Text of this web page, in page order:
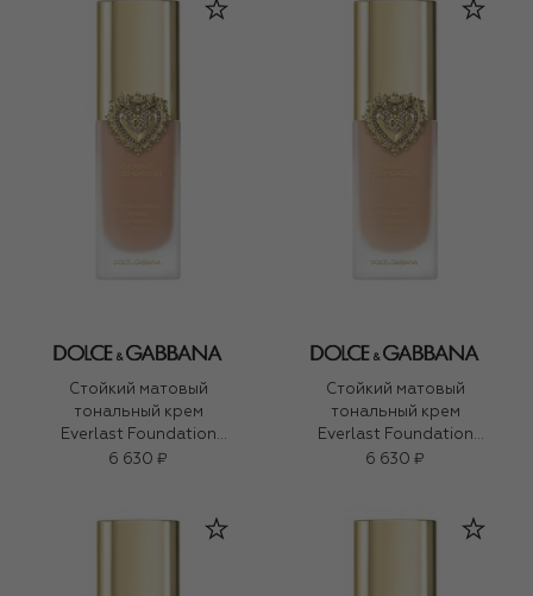
Стойкий матовый
тональный крем
Everlast Foundation
SPF20 PA+++, оттенок
6 630 ₽
Стойкий матовый
тональный крем
Everlast Foundation
SPF20 PA+++, оттенок
6 630 ₽